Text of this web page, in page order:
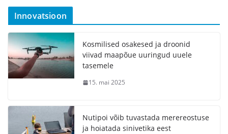
Innovatsioon
Kosmilised osakesed ja droonid
viivad maapõue uuringud uuele
tasemele
15. mai 2025
Nutipoi võib tuvastada merereostuse
ja hoiatada sinivetika eest